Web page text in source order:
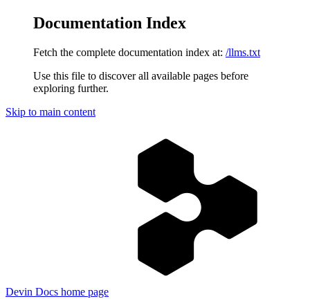
Documentation Index
Fetch the complete documentation index at: /llms.txt
Use this file to discover all available pages before
exploring further.
Skip to main content
Devin Docs home page